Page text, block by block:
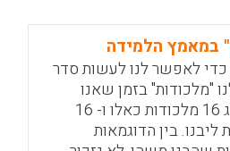
כדי לאפשר לנו לעשות סדר
"מלכודות" בזמן שאנו
לומדים. מאמר קצר ומרתק מציג 16 מלכודות כאלו ו- 16
בין הדוגמאות